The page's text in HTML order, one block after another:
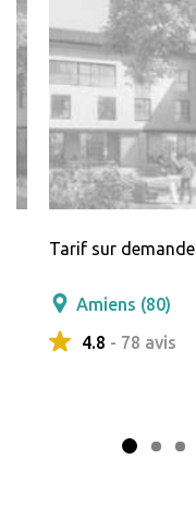
Tarif sur demande
Amiens (80)
4.8 - 78 avis